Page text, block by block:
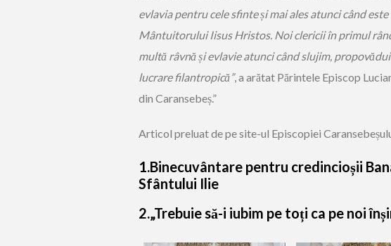
evlavia pentru cele sfinte și mai ales atunci când
Mântuitorului Iisus Hristos. Noi clericii în primul
multă râvnă și evlavie atunci când slujim,
lucrare filantropică”, a arătat Părintele Episcop
din Caransebeș.”
Articol preluat de pe site-ul Episcopiei
1.Binecuvântare pentru credincioșii
Sfântului Ilie
2.„Trebuie să-i iubim pe toți ca pe noi